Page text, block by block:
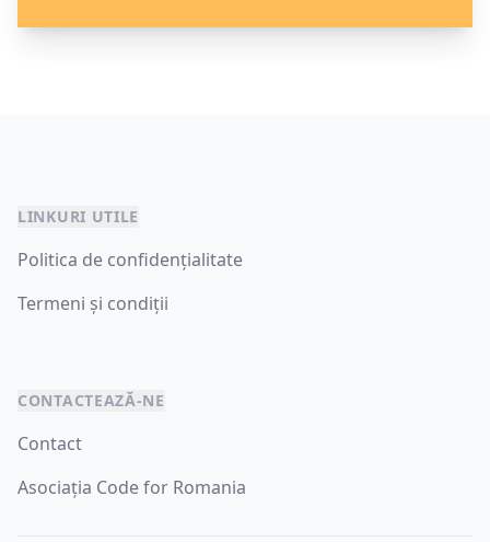
LINKURI UTILE
Politica de confidențialitate
Termeni și condiții
CONTACTEAZĂ-NE
Contact
Asociația Code for Romania